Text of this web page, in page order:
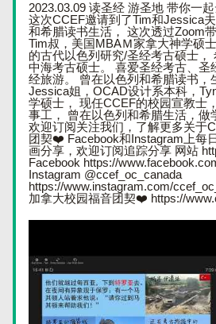
2023.03.09 读圣经 游圣地 带你一
这次CCEF邀请到了Tim和Jessica
和希腊读书生活， 这次透过Zoom
Tim叔，美国MBAＭ家拿大神学硕
的古代以色列研究/圣经考古硕士，
中海考古硕士。 喜爱圣经考古、圣
经旅游。 曾在以色列和希腊读书，
Jessica姐，OCAD设计系本科，
学硕士， 现任CCEF的校园宣教士
事工， 曾在以色列和希腊生活，做
欢迎订阅关注我们，了解更多关于
团契❤️ Facebook和Instagram上每
画分享，欢迎订阅追踪分享 网站
Facebook https://
Instagram @ccef_oc_canada
https://www.instagram.com/
加拿大校园福音团契❤️ https://